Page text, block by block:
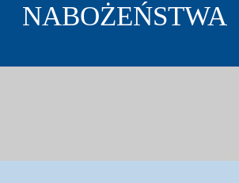
NABOŻEŃSTWA